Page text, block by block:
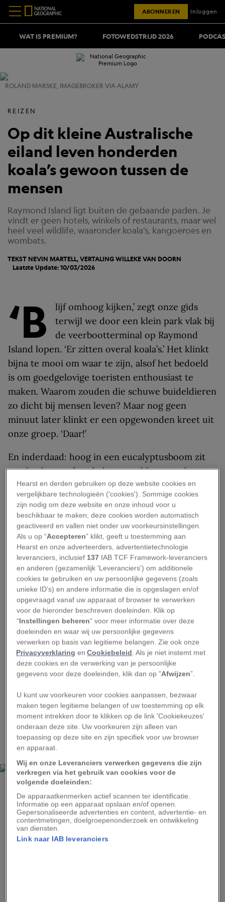
WAT IS PREMIUM? FOTOWEDSTRIJD 2026
ABONNEREN Inloggen
ROLAND MARSKE, IMAGEBROKER VIA ALAMY
REIZEN
Op dit kleine Australische
eiland leven honderden
koala’s gewoon tussen de
mensen
Raymond Island ligt buiten de gebaande paden. Je
vindt er geen hotels, winkels of restaurants, maar wel
heel veel wildlife, waaronder koala’s, kangoeroes en
wombats.
TEKST NEVIN MARTELL, VERTALINGWILLEKE VAN DOORN
Laatste Update: 10/03/2026
‘B
lijf omhoog kijken,’ zegt onze gids
terwijl we door een klein park vlak bij
de veerbootterminal op Raymond
Island lopen. ‘Er zitten overal koala’s.’ Het klinkt
bijna te mooi om waar te zijn, alsof het bedoeld
is om goedgelovige toeristen enthousiast te
maken. Waarom zouden die schuwe buideldieren
zo dicht bij mensen leven? Maar nog geen
minuut later klinkt er een opgewonden kreet uit
onze groep. ‘Daar!’
En inderdaad: hoog in een eucalyptusboom zit
een koala, comfortabel genesteld tussen de
takken. Met halfgesloten ogen kijkt hij loom naar
beneden. Even later ontdekken we nog een dier
dat rustig bladeren zit te eten. En nog een. En
nog een.
Binnen een halfuur hebben we er zeker zes
gezien. Dat is geen toeval. Raymond Island, een
eiland van nog geen vijf vierkante kilometer in de
Australische staat Victoria, is de thuisbasis van
bijna driehonderd koala’s.
Een eiland waar koala’s
eigenlijk niet thuishoren
Opmerkelijk genoeg zijn koala’s niet eens
inheems op Raymond Island. Ze werden er in de
jaren vijftig uitgezet als onderdeel van een
natuurbehoudsprogramma. In andere delen van
Australië waren koalapopulaties sterk afgenomen
door jacht en habitatverlies.
TRACIELOUISE // GETTY IMAGES
Aanzicht op het Australische Raymond Island in de Gippsland Meren. Het
Hearst en derden gebruiken op deze website cookies en
vergelijkbare technologieën ('cookies'). Sommige cookies
zijn nodig om deze website en onze inhoud voor u
beschikbaar te maken; deze cookies worden automatisch
geactiveerd en vallen niet onder uw voorkeursinstellingen.
Als u op “Accepteren” klikt, geeft u toestemming aan
Hearst en onze adverteerders, advertentietechnologie
leveranciers, inclusief 137 IAB TCF Framework-leveranciers
en anderen (gezamenlijk 'Leveranciers') om additionele
cookies te gebruiken en uw persoonlijke gegevens (zoals
unieke ID’s) en andere informatie die is opgeslagen en/of
opgevraagd vanaf uw apparaat of browser te verwerken
voor de hieronder beschreven doeleinden. Klik op
“Instellingen beheren” voor meer informatie over deze
doeleinden en waar wij uw persoonlijke gegevens
verwerken op basis van legitieme belangen. Zie ook onze
Privacyverklaring enCookiebeleid . Als je niet instemt met
deze cookies en de verwerking van je persoonlijke
gegevens voor deze doeleinden, klik dan op "Afwijzen”.
U kunt uw voorkeuren voor cookies aanpassen, bezwaar
maken tegen legitieme belangen of uw toestemming op elk
moment intrekken door te klikken op de link 'Cookiekeuzes'
onderaan deze site. Uw voorkeuren zijn alleen van
toepassing op deze site en zijn specifiek voor uw browser
en apparaat.
Wij en onze Leveranciers verwerken gegevens die zijn
verkregen via het gebruik van cookies voor de
volgende doeleinden:
De apparaatkenmerken actief scannen ter identificatie.
Informatie op een apparaat opslaan en/of openen.
Gepersonaliseerde advertenties en content, advertentie- en
contentmetingen, doelgroepenonderzoek en ontwikkeling
van diensten.
Link naar IAB leveranciers